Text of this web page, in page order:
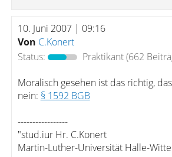
10. Juni 2007 | 09:16
Von C.Konert
Status:
Praktikant(662
Moralisch gesehen ist das richtig,
nein: § 1592 BGB
-----------------
"stud.iur Hr. C.Konert
Martin-Luther-Universität Halle-